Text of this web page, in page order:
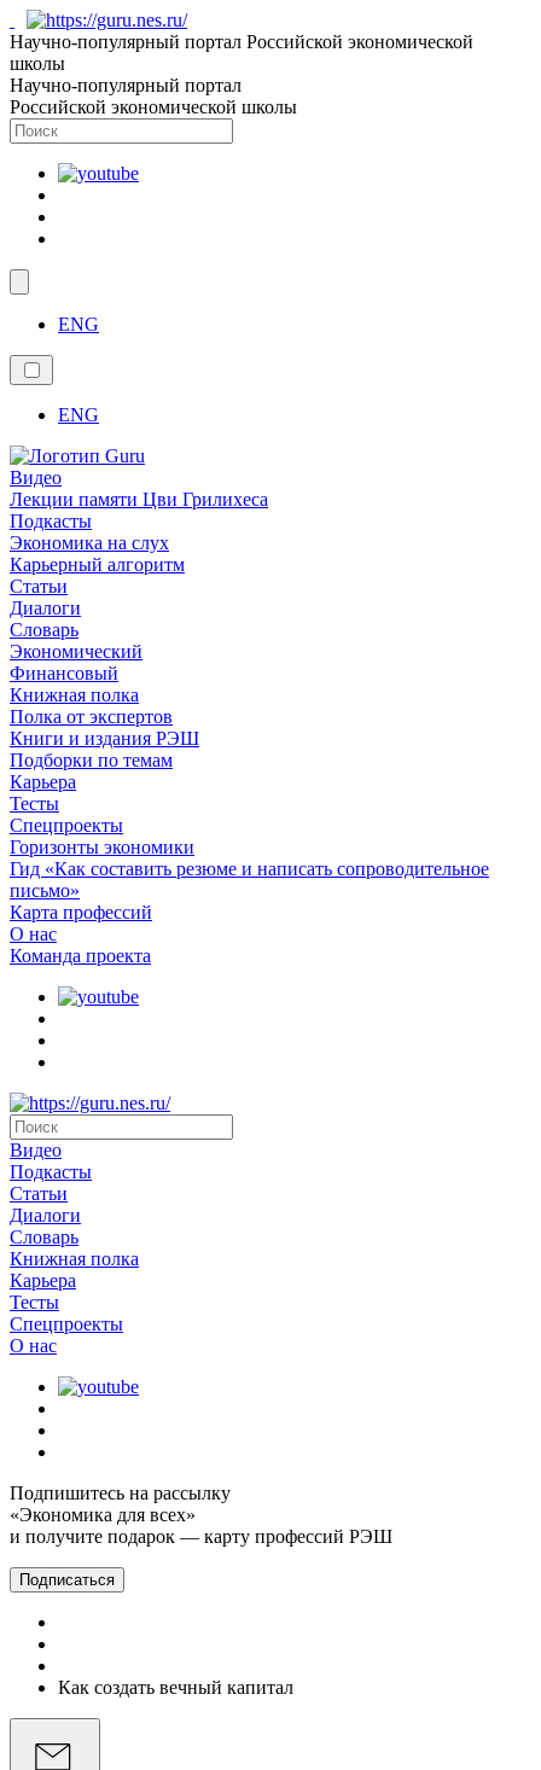
Научно-популярный портал Российской экономической
школы
Научно-популярный портал
Российской экономической школы
ENG
ENG
Видео
Лекции памяти Цви Грилихеса
Подкасты
Экономика на слух
Карьерный алгоритм
Статьи
Диалоги
Словарь
Экономический
Финансовый
Книжная полка
Полка от экспертов
Книги и издания РЭШ
Подборки по темам
Карьера
Тесты
Спецпроекты
Горизонты экономики
Гид «Как составить резюме и написать сопроводительное
письмо»
Карта профессий
О наc
Команда проекта
Видео
Подкасты
Статьи
Диалоги
Словарь
Книжная полка
Карьера
Тесты
Спецпроекты
О наc
Подпишитесь на рассылку
«Экономика для всех»
и получите подарок — карту профессий РЭШ
Подписаться
Как создать вечный капитал